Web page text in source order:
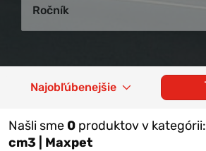
Ročník
Našli sme 0 produktov v kategórii:
cm3 | Maxpet
Najobľúbenejšie